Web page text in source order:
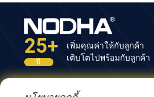
25+
ปี
เพิ่มคุณค่าให้กับลูกค้า
เติบโตไปพร้อมกับลูกค้า